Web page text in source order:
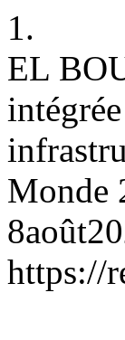
1.
EL
Monde
https://